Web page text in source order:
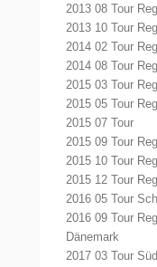
2013 08 Tour
2013 10 Tour
2014 02 Tour
2014 08 Tour
2015 03 Tour
2015 05 Tour
2015 07 Tour
2015 09 Tour
2015 10 Tour
2015 12 Tour
2016 05 Tour
2016 09 Tour
Dänemark
2017 03 Tour